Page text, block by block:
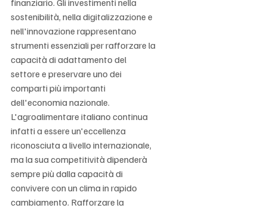
sostenibilità, nella digitalizzazione e
nell'innovazione rappresentano
strumenti essenziali per rafforzare la
capacità di adattamento del
settore e preservare uno dei
comparti più importanti
dell'economia nazionale.
L'agroalimentare italiano continua
infatti a essere un'eccellenza
riconosciuta a livello internazionale,
ma la sua competitività dipenderà
sempre più dalla capacità di
convivere con un clima in rapido
cambiamento. Rafforzare la